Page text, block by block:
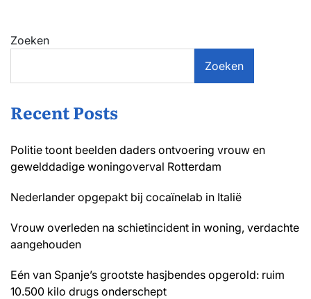
Zoeken
Zoeken
Recent Posts
Politie toont beelden daders ontvoering vrouw en
gewelddadige woningoverval Rotterdam
Nederlander opgepakt bij cocaïnelab in Italië
Vrouw overleden na schietincident in woning, verdachte
aangehouden
Eén van Spanje’s grootste hasjbendes opgerold: ruim
10.500 kilo drugs onderschept